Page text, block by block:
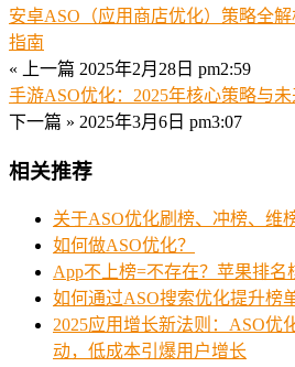
安卓ASO（应用商店优化）策略全
指南
« 上一篇 2025年2月28日 pm2:59
手游ASO优化：2025年核心策略与
下一篇 » 2025年3月6日 pm3:07
相关推荐
关于ASO优化刷榜、冲榜、维
如何做ASO优化？
App不上榜=不存在？苹果排名
如何通过ASO搜索优化提升榜
2025应用增长新法则：ASO优
动，低成本引爆用户增长